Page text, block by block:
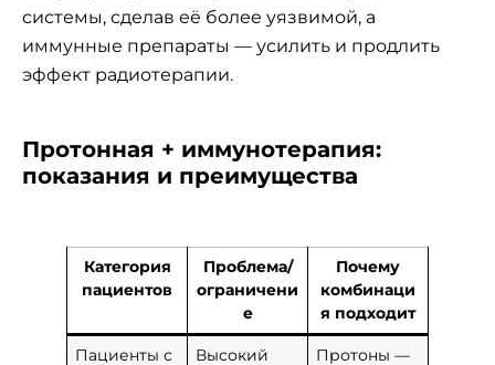
системы, сделав её более уязвимой, а
иммунные препараты — усилить и продлить
эффект радиотерапии.
Протонная + иммунотерапия:
показания и преимущества
Категория
пациентов
Проблема/
ограничени
е
Почему
комбинаци
я подходит
Пациенты с
Высокий
Протоны —